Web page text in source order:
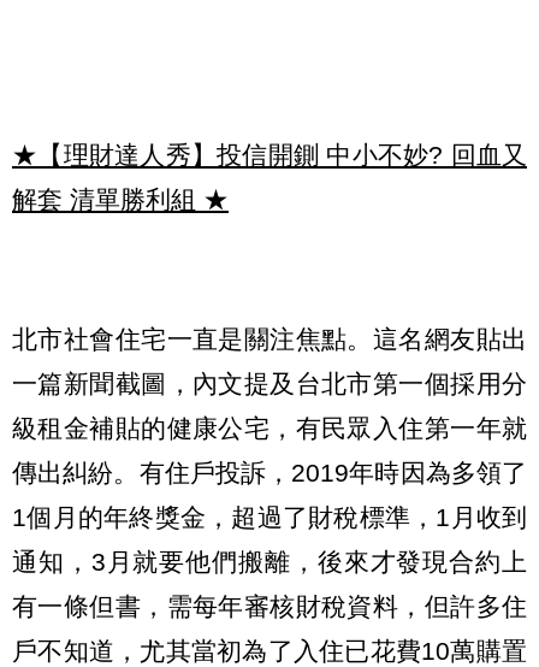
★【理財達人秀】投信開鍘 中小不妙? 回血又
解套 清單勝利組 ★
北市社會住宅一直是關注焦點。這名網友貼出
一篇新聞截圖，內文提及台北市第一個採用分
級租金補貼的健康公宅，有民眾入住第一年就
傳出糾紛。有住戶投訴，2019年時因為多領了
1個月的年終獎金，超過了財稅標準，1月收到
通知，3月就要他們搬離，後來才發現合約上
有一條但書，需每年審核財稅資料，但許多住
戶不知道，尤其當初為了入住已花費10萬購置